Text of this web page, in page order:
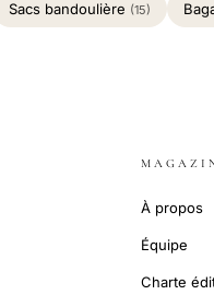
Sacs bandoulière (15)
À propos
Équipe
Charte